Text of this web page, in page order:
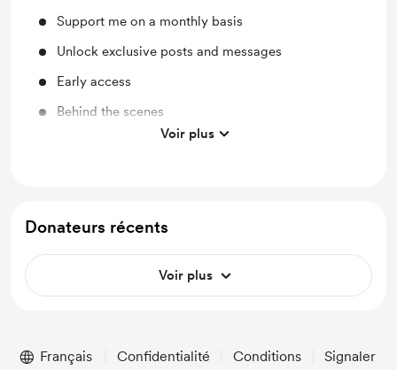
Support me on a monthly basis
Unlock exclusive posts and messages
Early access
Behind the scenes
Voir plus
Donateurs récents
Voir plus
Français Confidentialité Conditions Signaler